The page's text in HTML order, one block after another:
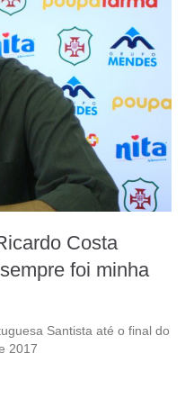
Costa
foi minha
Santista até o final do
2017